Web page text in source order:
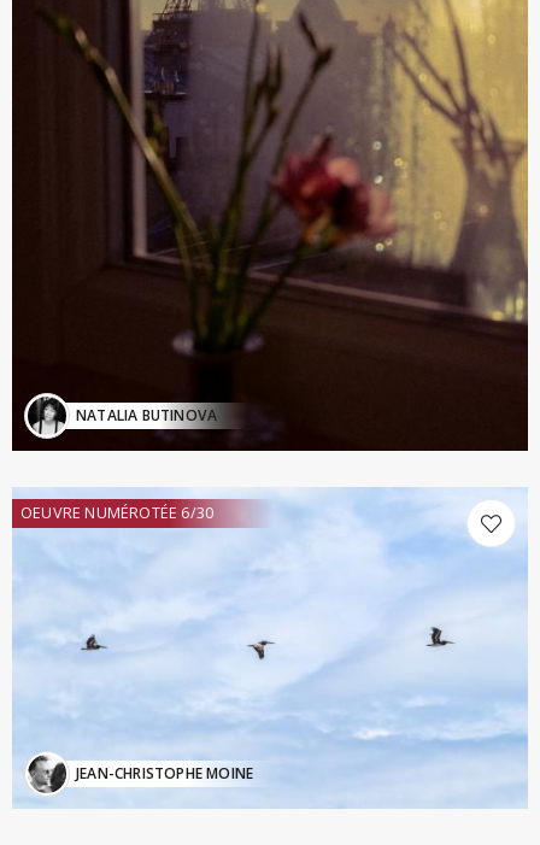
NATALIA BUTINOVA
OEUVRE NUMÉROTÉE 6/30
JEAN-CHRISTOPHE MOINE